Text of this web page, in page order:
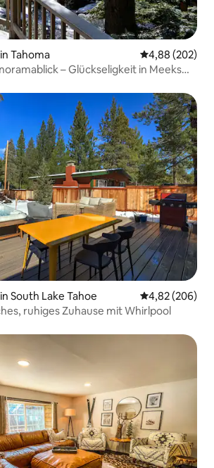
Tahoma
4,88 (202)
– Glückseligkeit in Meeks
South Lake Tahoe
4,82 (206)
ruhiges Zuhause mit Whirlpool